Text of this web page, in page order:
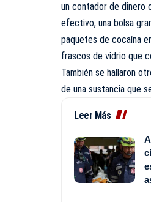
un contador de dinero
efectivo, una bolsa
paquetes de cocaína
frascos de vidrio que
También se hallaron
de una sustancia que
Leer Más